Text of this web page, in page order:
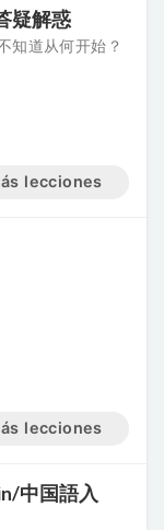
疑解惑
知道从何开始？
lecciones
lecciones
中国語入